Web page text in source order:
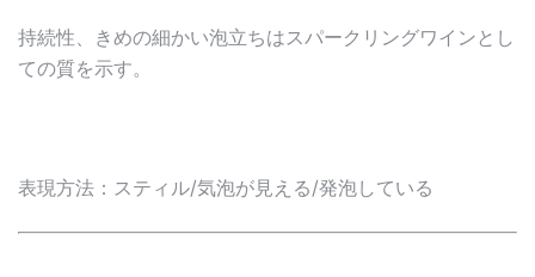
持続性、きめの細かい泡立ちはスパークリングワインとし
ての質を示す。
表現方法：スティル/気泡が見える/発泡している